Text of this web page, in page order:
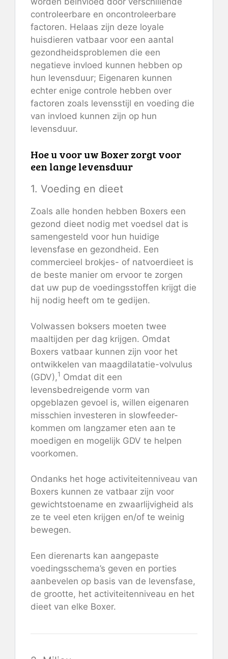
controleerbare en oncontroleerbare
factoren. Helaas zijn deze loyale
huisdieren vatbaar voor een aantal
gezondheidsproblemen die een
negatieve invloed kunnen hebben op
hun levensduur; Eigenaren kunnen
echter enige controle hebben over
factoren zoals levensstijl en voeding die
van invloed kunnen zijn op hun
levensduur.
Hoe u voor uw Boxer zorgt voor
een lange levensduur
1. Voeding en dieet
Zoals alle honden hebben Boxers een
gezond dieet nodig met voedsel dat is
samengesteld voor hun huidige
levensfase en gezondheid. Een
commercieel brokjes- of natvoerdieet is
de beste manier om ervoor te zorgen
dat uw pup de voedingsstoffen krijgt die
hij nodig heeft om te gedijen.
Volwassen boksers moeten twee
maaltijden per dag krijgen. Omdat
Boxers vatbaar kunnen zijn voor het
ontwikkelen van maagdilatatie-volvulus
(GDV),1 Omdat dit een
levensbedreigende vorm van
opgeblazen gevoel is, willen eigenaren
misschien investeren in slowfeeder-
kommen om langzamer eten aan te
moedigen en mogelijk GDV te helpen
voorkomen.
Ondanks het hoge activiteitenniveau van
Boxers kunnen ze vatbaar zijn voor
gewichtstoename en zwaarlijvigheid als
ze te veel eten krijgen en/of te weinig
bewegen.
Een dierenarts kan aangepaste
voedingsschema’s geven en porties
aanbevelen op basis van de levensfase,
de grootte, het activiteitenniveau en het
dieet van elke Boxer.